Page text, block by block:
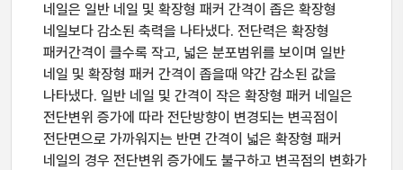
네일은 일반 네일 및 확장형 패커 간격이 좁은 확장형
네일보다 감소된 축력을 나타냈다. 전단력은 확장형
패커간격이 클수록 작고, 넓은 분포범위를 보이며 일반
네일 및 확장형 패커 간격이 좁을때 약간 감소된 값을
나타냈다. 일반 네일 및 간격이 작은 확장형 패커 네일은
전단변위 증가에 따라 전단방향이 변경되는 변곡점이
전단면으로 가까워지는 반면 간격이 넓은 확장형 패커
네일의 경우 전단변위 증가에도 불구하고 변곡점의 변화가